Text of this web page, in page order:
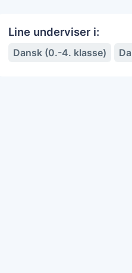
Line underviser i:
Dansk (0.-4. klasse)